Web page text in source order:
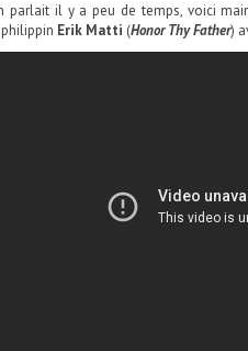
parlait il y a peu de temps, voici
Erik Matti (Honor Thy Father)